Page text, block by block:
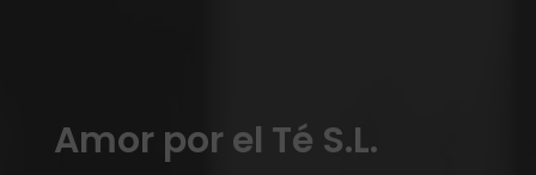
Amor por el Té S.L.